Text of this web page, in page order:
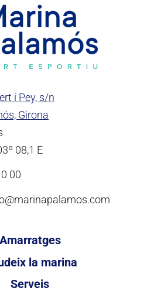
i Pey, s/n
Girona
08,1 E
00
Amarratges
la marina
Serveis